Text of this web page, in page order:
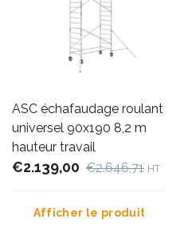
ASC échafaudage roulant
universel 90x190 8,2 m
hauteur travail
€2.139,00 €2.646,71 HT
Afficher le produit